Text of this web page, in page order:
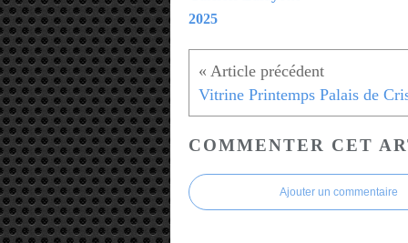
2025
COMMENTER CET
Ajouter un commentaire